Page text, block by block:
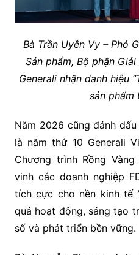
Bà Trần Uyên Vy – Phó
Sản phẩm, Bộ phận
Generali nhận danh hiệu
sản phẩm
Năm 2026 cũng đánh
là năm thứ 10 Generali
Chương trình Rồng
vinh các doanh nghiệp
tích cực cho nền kinh tế
quả hoạt động, sáng tạo
số và phát triển bền vững.